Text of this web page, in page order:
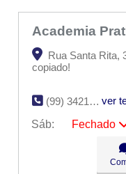
Academia
Rua Santa Rita,
copiado!
(99) 3421-2277
ver
Sáb:
Fechado
09:00 -
09:00 -
09:00 -